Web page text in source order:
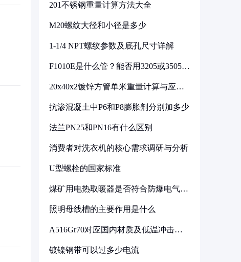
201不锈钢重量计算方法大全
M20螺纹大径和小径是多少
1-1/4 NPT螺纹参数及底孔尺寸详解
F1010E是什么管？能否用3205或3505代
20x40x2镀锌方管单米重量计算与应用
抗渗混凝土中P6和P8膨胀剂分别加多少
法兰PN25和PN16有什么区别
消费者对洗衣机的核心需求调研与分析
U型螺栓的国家标准
煤矿用电热取暖器是否符合防爆电气设
照明母线槽的主要作用是什么
A516Gr70对应国内材质及低温冲击要
镀镍钢带可以过多少电流